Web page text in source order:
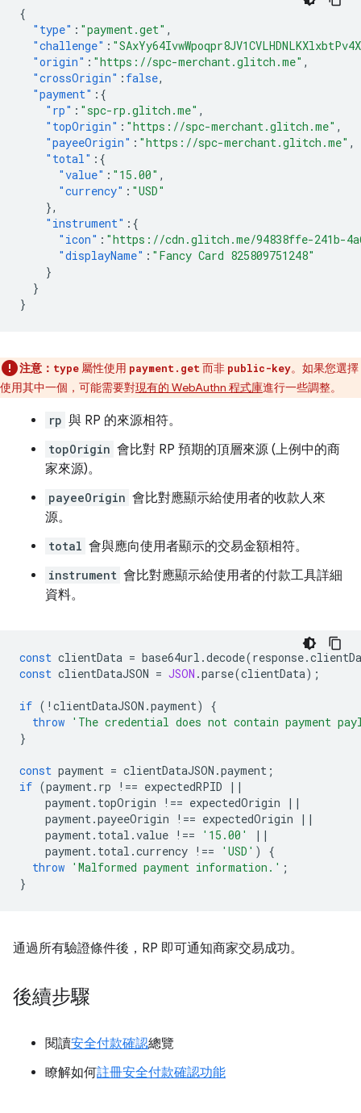
{
"type" : "payment.get" ,
"challenge" :
"origin" : "https://spc-merchant.glitch.me" ,
"crossOrigin" : false,
"payment" :{
"rp" : "spc-rp.glitch.me" ,
"topOrigin" : "https://spc-merchant.glitch.me" ,
"payeeOrigin" : "https://spc-merchant.glitch.me" ,
"total" :{
"value" : "15.00" ,
"currency" : "USD"
},
"instrument" :{
"icon" : "https://cdn.glitch.me/94838ffe-241b-
"displayName" : "Fancy Card 825809751248"
}
}
}
注意： type 屬性使用 payment.get而非 public-key。如果您選擇
使用其中一個，可能需要對現有的 WebAuthn 程式庫進行一些調整。
rp 與 RP 的來源相符。
topOrigin 會比對 RP 預期的頂層來源 (上例中的商
家來源)。
payeeOrigin 會比對應顯示給使用者的收款人來
源。
total 會與應向使用者顯示的交易金額相符。
instrument 會比對應顯示給使用者的付款工具詳細
資料。
const clientData = base64url .decode(response.
const clientDataJSON = JSON .parse(clientData);
if ( ! clientDataJSON .payment)
{
throw 'The credential does not contain payment
}
const payment = clientDataJSON .payment ;
if (payment. rp !== expectedRPID
||
payment. topOrigin !== expectedOrigin
||
payment.payeeOrigin !== expectedOrigin
||
payment. total .value !== '15.00'
||
payment. total .currency !== 'USD' )
{
throw 'Malformed payment information.' ;
}
通過所有驗證條件後，RP 即可通知商家交易成功。
後續步驟
閱讀安全付款確認總覽
瞭解如何註冊安全付款確認功能